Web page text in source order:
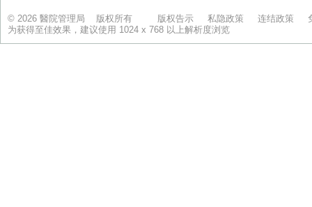
© 2026 醫院管理局 版权所有 版权告示 私隐政策 连结政策
为获得至佳效果，建议使用 1024 x 768 以上解析度浏览